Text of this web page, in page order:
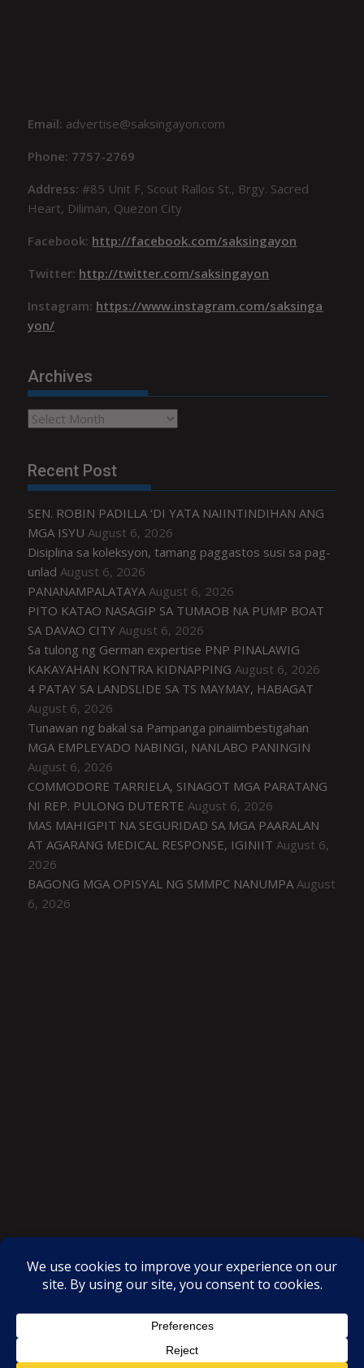
Email: advertise@saksingayon.com
Phone: 7757-2769
Address:#85 Unit F, Scout Rallos St., Brgy. Sacred
Heart, Diliman, Quezon City
Facebook: http://facebook.com/saksingayon
Twitter: http://twitter.com/saksingayon
Instagram: https://www.instagram.com/saksinga
yon/
Archives
Archives
Recent Post
SEN. ROBIN PADILLA ‘DI YATA NAIINTINDIHAN ANG
MGA ISYU August 6, 2026
Disiplina sa koleksyon, tamang paggastos susi sa pag-
unlad August 6, 2026
PANANAMPALATAYA August 6, 2026
PITO KATAO NASAGIP SA TUMAOB NA PUMP BOAT
SA DAVAO CITY August 6, 2026
Sa tulong ng German expertise PNP PINALAWIG
KAKAYAHAN KONTRA KIDNAPPING August 6, 2026
4 PATAY SA LANDSLIDE SA TS MAYMAY, HABAGAT
August 6, 2026
Tunawan ng bakal sa Pampanga pinaiimbestigahan
MGA EMPLEYADO NABINGI, NANLABO PANINGIN
August 6, 2026
COMMODORE TARRIELA, SINAGOT MGA PARATANG
NI REP. PULONG DUTERTE August 6, 2026
MAS MAHIGPIT NA SEGURIDAD SA MGA PAARALAN
AT AGARANG MEDICAL RESPONSE, IGINIIT August 6,
2026
BAGONG MGA OPISYAL NG SMMPC NANUMPA August
6, 2026